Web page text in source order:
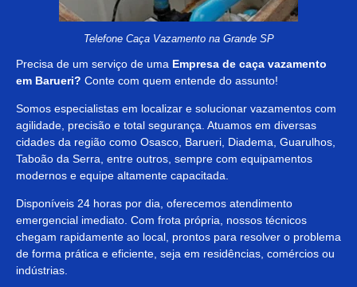
Telefone Caça Vazamento na Grande SP
Precisa de um serviço de uma Empresa de caça vazamento
em Barueri? Conte com quem entende do assunto!
Somos especialistas em localizar e solucionar vazamentos com
agilidade, precisão e total segurança. Atuamos em diversas
cidades da região como Osasco, Barueri, Diadema, Guarulhos,
Taboão da Serra, entre outros, sempre com equipamentos
modernos e equipe altamente capacitada.
Disponíveis 24 horas por dia, oferecemos atendimento
emergencial imediato. Com frota própria, nossos técnicos
chegam rapidamente ao local, prontos para resolver o problema
de forma prática e eficiente, seja em residências, comércios ou
indústrias.